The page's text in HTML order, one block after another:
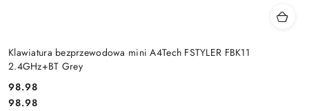
Klawiatura bezprzewodowa mini A4Tech FSTYLER FBK11
2.4GHz+BT Grey
Cena:
98.98
Cena:
98.98